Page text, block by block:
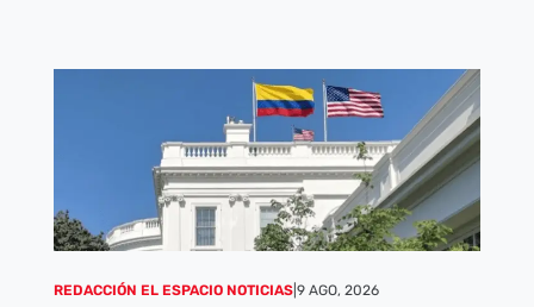
REDACCIÓN EL ESPACIO NOTICIAS| 9 AGO, 2026